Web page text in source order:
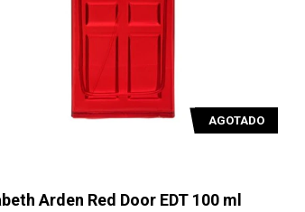
AGOTADO
Arden Red Door EDT 100 ml